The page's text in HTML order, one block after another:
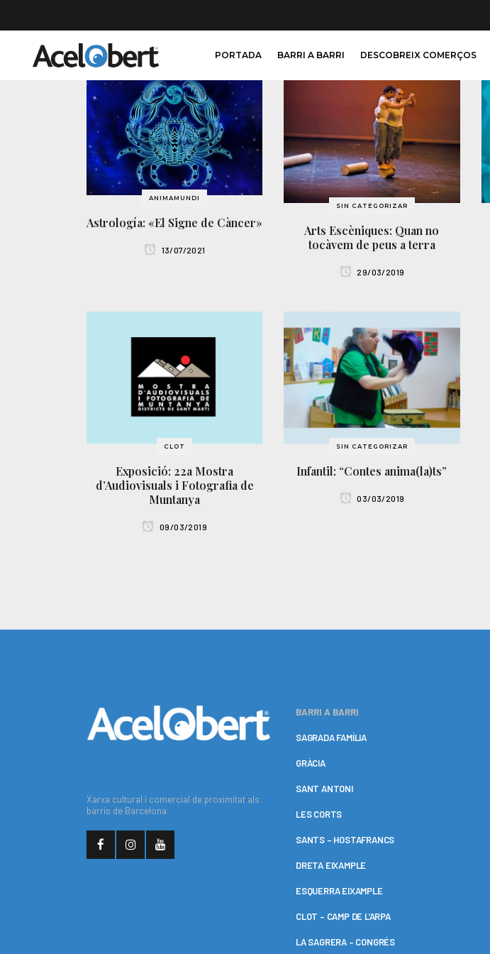
PORTADA BARRI A BARRI DESCOBREIX COMERÇOS
ANIMAMUNDI
Astrología: «El Signe de Càncer»
13/07/2021
SIN CATEGORIZAR
Arts Escèniques: Quan no
tocàvem de peus a terra
29/03/2019
CLOT
Exposició: 22a Mostra
d’Audiovisuals i Fotografia de
Muntanya
09/03/2019
SIN CATEGORIZAR
Infantil: “Contes anima(la)ts”
03/03/2019
Xarxa cultural i comercial de proximitat als
barris de Barcelona
BARRI A BARRI
SAGRADA FAMÍLIA
GRÀCIA
SANT ANTONI
LES CORTS
SANTS – HOSTAFRANCS
DRETA EIXAMPLE
ESQUERRA EIXAMPLE
CLOT – CAMP DE L’ARPA
LA SAGRERA – CONGRÉS